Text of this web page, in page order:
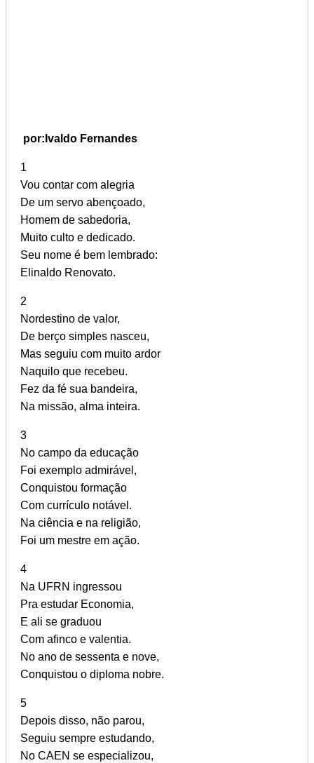
por:Ivaldo Fernandes
1
Vou contar com alegria
De um servo abençoado,
Homem de sabedoria,
Muito culto e dedicado.
Seu nome é bem lembrado:
Elinaldo Renovato.
2
Nordestino de valor,
De berço simples nasceu,
Mas seguiu com muito ardor
Naquilo que recebeu.
Fez da fé sua bandeira,
Na missão, alma inteira.
3
No campo da educação
Foi exemplo admirável,
Conquistou formação
Com currículo notável.
Na ciência e na religião,
Foi um mestre em ação.
4
Na UFRN ingressou
Pra estudar Economia,
E ali se graduou
Com afinco e valentia.
No ano de sessenta e nove,
Conquistou o diploma nobre.
5
Depois disso, não parou,
Seguiu sempre estudando,
No CAEN se especializou,